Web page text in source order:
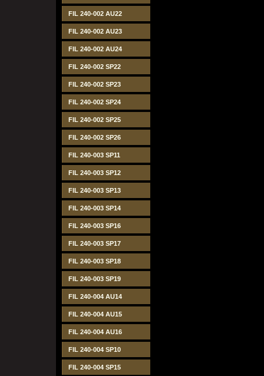
FIL 240-002 AU22
FIL 240-002 AU23
FIL 240-002 AU24
FIL 240-002 SP22
FIL 240-002 SP23
FIL 240-002 SP24
FIL 240-002 SP25
FIL 240-002 SP26
FIL 240-003 SP11
FIL 240-003 SP12
FIL 240-003 SP13
FIL 240-003 SP14
FIL 240-003 SP16
FIL 240-003 SP17
FIL 240-003 SP18
FIL 240-003 SP19
FIL 240-004 AU14
FIL 240-004 AU15
FIL 240-004 AU16
FIL 240-004 SP10
FIL 240-004 SP15